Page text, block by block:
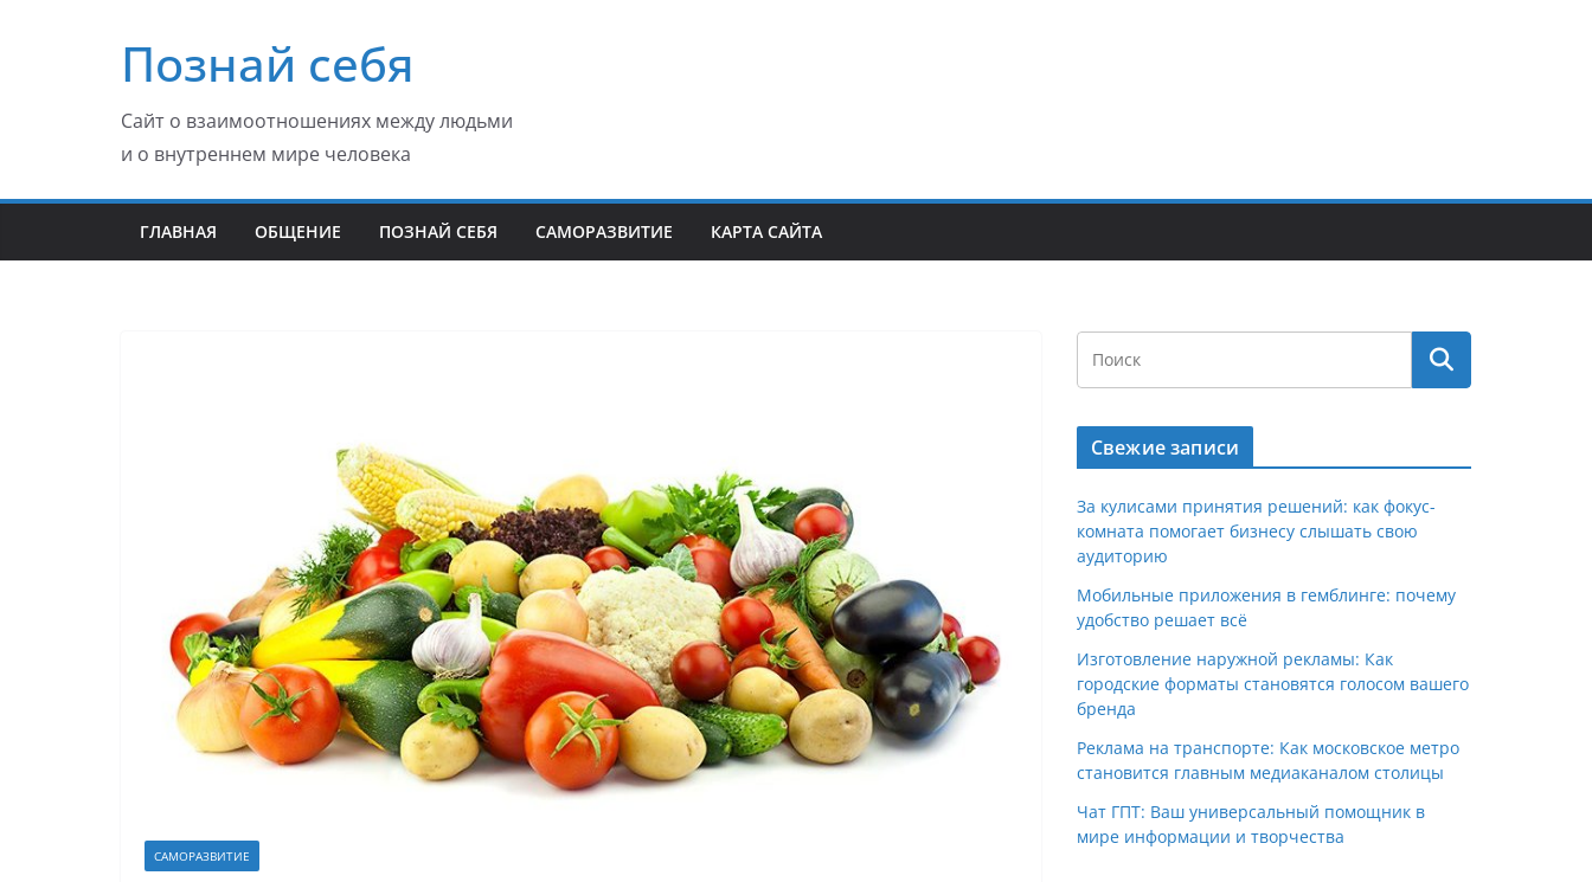
содержимомуПознай себя
Сайт о взаимоотношениях между людьми
и о внутреннем мире человека
ГЛАВНАЯ ОБЩЕНИЕ ПОЗНАЙ СЕБЯ САМОРАЗВИТИЕ КАРТА САЙТА
САМОРАЗВИТИЕ
Свежие записи
За кулисами принятия решений: как фокус-
комната помогает бизнесу слышать свою
аудиторию
Мобильные приложения в гемблинге: почему
удобство решает всё
Изготовление наружной рекламы: Как
городские форматы становятся голосом вашего
бренда
Реклама на транспорте: Как московское метро
становится главным медиаканалом столицы
Чат ГПТ: Ваш универсальный помощник в
мире информации и творчества